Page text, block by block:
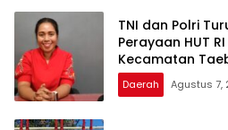
TNI dan Polri
Perayaan HUT
Kecamatan
Daerah Agustus 7,